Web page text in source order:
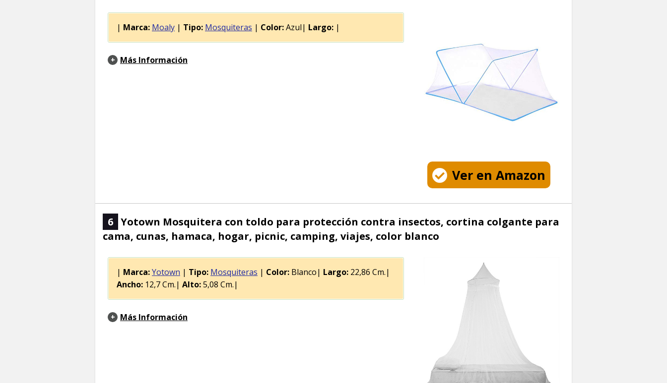
Ver en Amazon
| Marca: Moaly | Tipo: Mosquiteras | Color:Azul| Largo: |
Más Información
6 Yotown Mosquitera con toldo para protección contra insectos, cortina colgante para
cama, cunas, hamaca, hogar, picnic, camping, viajes, color blanco
| Marca:Yotown | Tipo: Mosquiteras | Color: Blanco| Largo: 22,86 Cm.|
Ancho: 12,7 Cm.| Alto:5,08 Cm.|
Más Información